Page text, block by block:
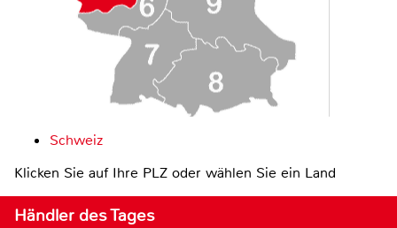
Schweiz
Klicken Sie auf Ihre PLZ oder wählen Sie ein Land
Händler des Tages